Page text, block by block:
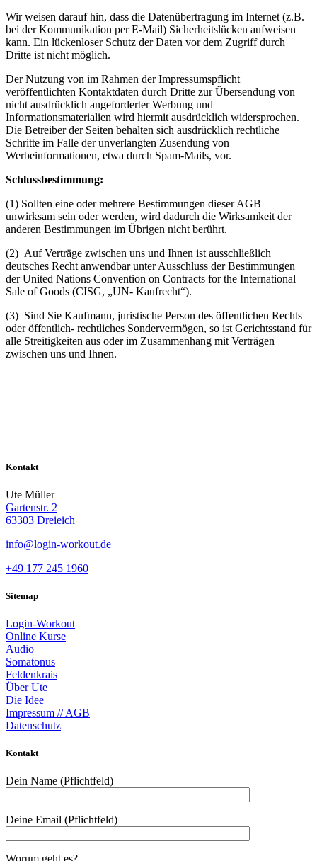
Wir weisen darauf hin, dass die Datenübertragung im Internet (z.B.
bei der Kommunikation per E-Mail) Sicherheitslücken aufweisen
kann. Ein lückenloser Schutz der Daten vor dem Zugriff durch
Dritte ist nicht möglich.
Der Nutzung von im Rahmen der Impressumspflicht
veröffentlichten Kontaktdaten durch Dritte zur Übersendung von
nicht ausdrücklich angeforderter Werbung und
Informationsmaterialien wird hiermit ausdrücklich widersprochen.
Die Betreiber der Seiten behalten sich ausdrücklich rechtliche
Schritte im Falle der unverlangten Zusendung von
Werbeinformationen, etwa durch Spam-Mails, vor.
Schlussbestimmung:
(1) Sollten eine oder mehrere Bestimmungen dieser AGB
unwirksam sein oder werden, wird dadurch die Wirksamkeit der
anderen Bestimmungen im Übrigen nicht berührt.
(2) Auf Verträge zwischen uns und Ihnen ist ausschließlich
deutsches Recht anwendbar unter Ausschluss der Bestimmungen
der United Nations Convention on Contracts for the International
Sale of Goods (CISG, „UN- Kaufrecht“).
(3) Sind Sie Kaufmann, juristische Person des öffentlichen Rechts
oder öffentlich- rechtliches Sondervermögen, so ist Gerichtsstand für
alle Streitigkeiten aus oder im Zusammenhang mit Verträgen
zwischen uns und Ihnen.
Kontakt
Ute Müller
Gartenstr. 2
63303 Dreieich
info@login-workout.de
+49 177 245 1960
Sitemap
Login-Workout
Online Kurse
Audio
Somatonus
Feldenkrais
Über Ute
Die Idee
Impressum // AGB
Datenschutz
Kontakt
Dein Name (Pflichtfeld)
Deine Email (Pflichtfeld)